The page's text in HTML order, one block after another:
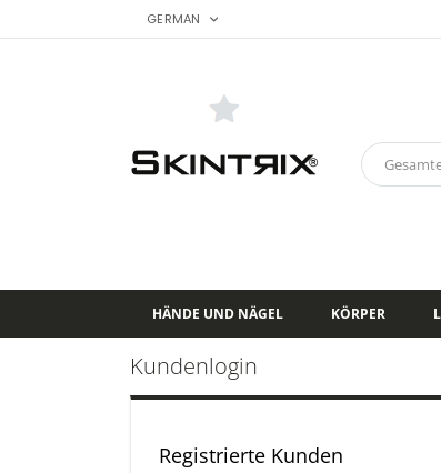
Zum
Inhalt
SPRACHE
GERMAN
Search
HÄNDE UND NÄGEL KÖRPER
Kundenlogin
Registrierte Kunden